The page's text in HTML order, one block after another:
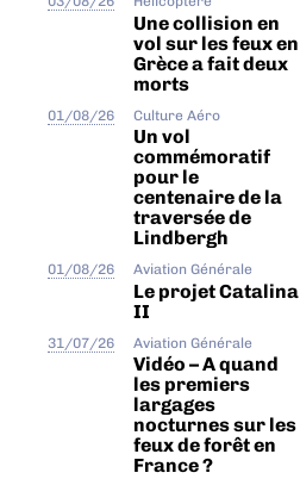
Une collision en
vol sur les feux en
Grèce a fait deux
morts
01/08/26 Culture Aéro
Un vol
commémoratif
pour le
centenaire de la
traversée de
Lindbergh
01/08/26 Aviation Générale
Le projet Catalina
II
31/07/26 Aviation Générale
Vidéo – A quand
les premiers
largages
nocturnes sur les
feux de forêt en
France ?